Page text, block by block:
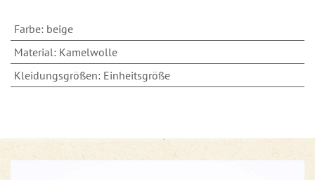
Farbe: beige
Material: Kamelwolle
Kleidungsgrößen: Einheitsgröße